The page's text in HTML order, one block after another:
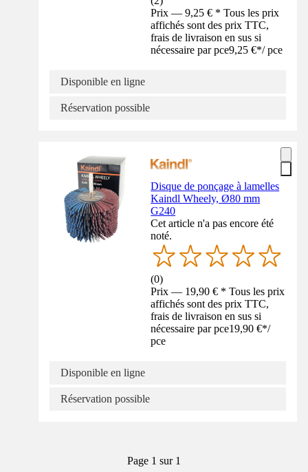
Prix — 9,25 € * Tous les prix
affichés sont des prix TTC,
frais de livraison en sus si
nécessaire par pce9,25 €*/ pce
Disponible en ligne
Réservation possible
Disque de ponçage à lamelles
Kaindl Wheely, Ø80 mm
G240
Cet article n'a pas encore été
noté.
(0)
Prix — 19,90 € * Tous les prix
affichés sont des prix TTC,
frais de livraison en sus si
nécessaire par pce19,90 €*/
pce
Disponible en ligne
Réservation possible
Page 1 sur 1